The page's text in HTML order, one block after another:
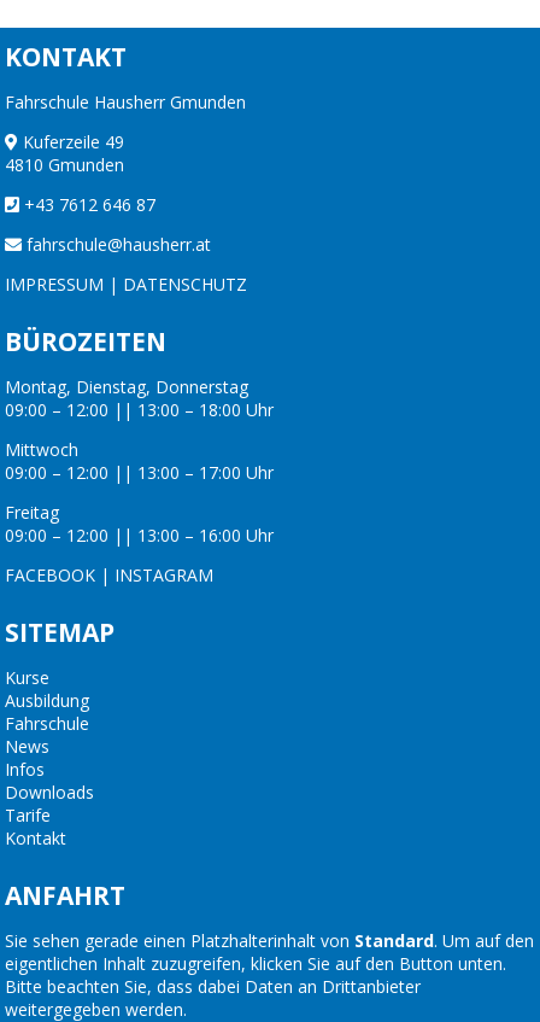
KONTAKT
Fahrschule Hausherr Gmunden
Kuferzeile 49
4810 Gmunden
+43 7612 646 87
fahrschule@hausherr.at
IMPRESSUM | DATENSCHUTZ
BÜROZEITEN
Montag, Dienstag, Donnerstag
09:00 – 12:00 || 13:00 – 18:00 Uhr
Mittwoch
09:00 – 12:00 || 13:00 – 17:00 Uhr
Freitag
09:00 – 12:00 || 13:00 – 16:00 Uhr
FACEBOOK | INSTAGRAM
SITEMAP
Kurse
Ausbildung
Fahrschule
News
Infos
Downloads
Tarife
Kontakt
ANFAHRT
Sie sehen gerade einen Platzhalterinhalt von Standard. Um auf den
eigentlichen Inhalt zuzugreifen, klicken Sie auf den Button unten.
Bitte beachten Sie, dass dabei Daten an Drittanbieter
weitergegeben werden.